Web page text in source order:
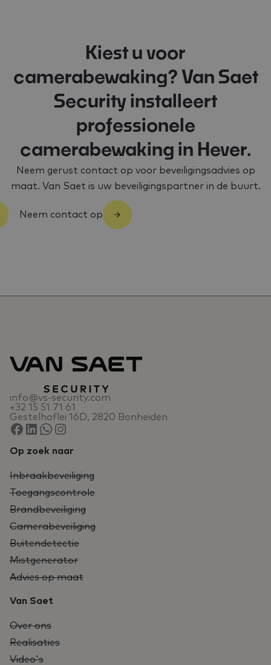
Kiest u voor
camerabewaking? Van Saet
Security installeert
professionele
camerabewaking in Hever.
Neem gerust contact op voor beveiligingsadvies op
maat. Van Saet is uw beveiligingspartner in de buurt.
Neem contact op
info@vs-security.com
+32 15 51 71 61
Gestelhoflei 16D, 2820 Bonheiden
Op zoek naar
Inbraakbeveiliging
Toegangscontrole
Brandbeveiliging
Camerabeveiliging
Buitendetectie
Mistgenerator
Advies op maat
Van Saet
Over ons
Realisaties
Video's